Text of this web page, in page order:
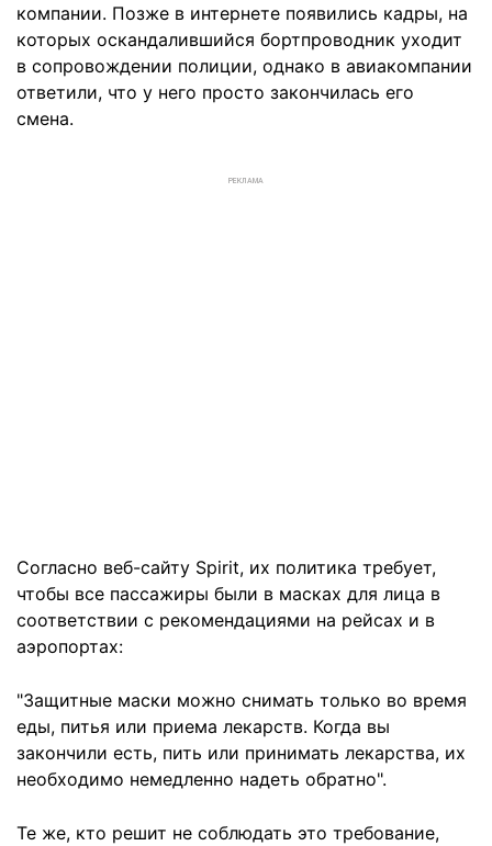
компании. Позже в интернете появились кадры, на
которых оскандалившийся бортпроводник уходит
в сопровождении полиции, однако в авиакомпании
ответили, что у него просто закончилась его
смена.
РЕКЛАМА
Согласно веб-сайту Spirit, их политика требует,
чтобы все пассажиры были в масках для лица в
соответствии с рекомендациями на рейсах и в
аэропортах:
"Защитные маски можно снимать только во время
еды, питья или приема лекарств. Когда вы
закончили есть, пить или принимать лекарства, их
необходимо немедленно надеть обратно".
Те же, кто решит не соблюдать это требование,